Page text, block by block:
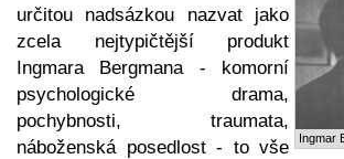
Ingmar
určitou nadsázkou nazvat jako
zcela nejtypičtější produkt
Ingmara Bergmana - komorní
psychologické drama,
pochybnosti, traumata,
náboženská posedlost - to vše